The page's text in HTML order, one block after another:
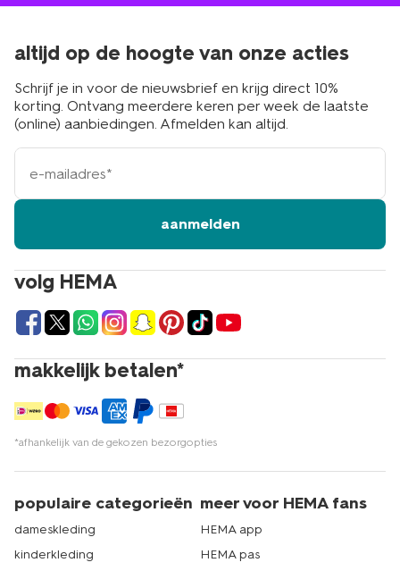
volg HEMA
makkelijk betalen*
*afhankelijk van de gekozen bezorgopties
altijd op de hoogte van onze acties
Schrijf je in voor de nieuwsbrief en krijg direct 10%
korting. Ontvang meerdere keren per week de laatste
(online) aanbiedingen. Afmelden kan altijd.
e-
mailadres
aanmelden
populaire categorieën
dameskleding
kinderkleding
meer voor HEMA fans
HEMA app
HEMA pas